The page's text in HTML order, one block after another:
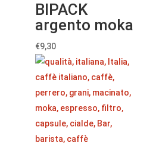
BIPACK
argento moka
€9,30